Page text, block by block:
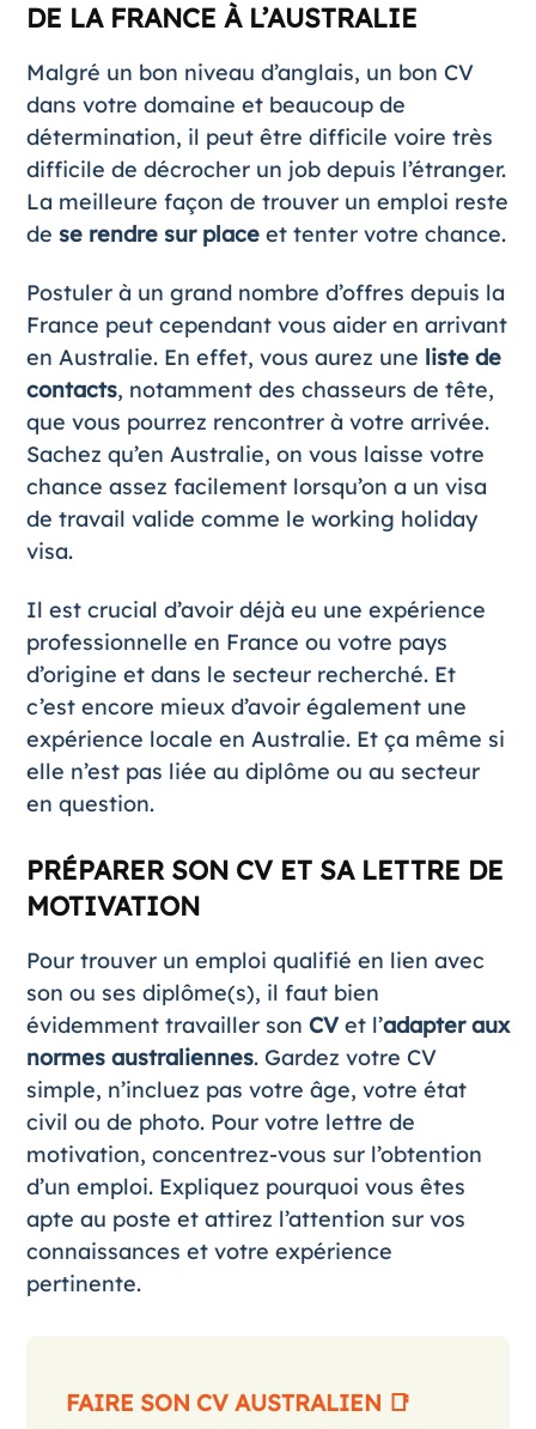
DE LA FRANCE À L’AUSTRALIE
Malgré un bon niveau d’anglais, un bon CV
dans votre domaine et beaucoup de
détermination, il peut être difficile voire très
difficile de décrocher un job depuis l’étranger.
La meilleure façon de trouver un emploi reste
de se rendre sur placeet tenter votre chance.
Postuler à un grand nombre d’offres depuis la
France peut cependant vous aider en arrivant
en Australie. En effet, vous aurez une liste de
contacts, notamment des chasseurs de tête,
que vous pourrez rencontrer à votre arrivée.
Sachez qu’en Australie, on vous laisse votre
chance assez facilement lorsqu’on a un visa
de travail valide comme le working holiday
visa.
Il est crucial d’avoir déjà eu une expérience
professionnelle en France ou votre pays
d’origine et dans le secteur recherché. Et
c’est encore mieux d’avoir également une
expérience locale en Australie. Et ça même si
elle n’est pas liée au diplôme ou au secteur
en question.
PRÉPARER SON CV ET SA LETTRE DE
MOTIVATION
Pour trouver un emploi qualifié en lien avec
son ou ses diplôme(s), il faut bien
évidemment travailler son CV et l’adapter aux
normes australiennes. Gardez votre CV
simple, n’incluez pas votre âge, votre état
civil ou de photo. Pour votre lettre de
motivation, concentrez-vous sur l’obtention
d’un emploi. Expliquez pourquoi vous êtes
apte au poste et attirez l’attention sur vos
connaissances et votre expérience
pertinente.
FAIRE SON CV AUSTRALIEN 📑